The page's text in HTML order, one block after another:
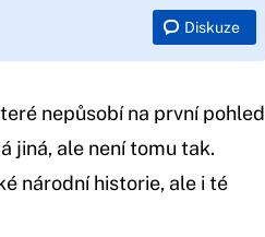
Diskuze
nepůsobí na první pohled
jiná, ale není tomu tak.
národní historie, ale i té